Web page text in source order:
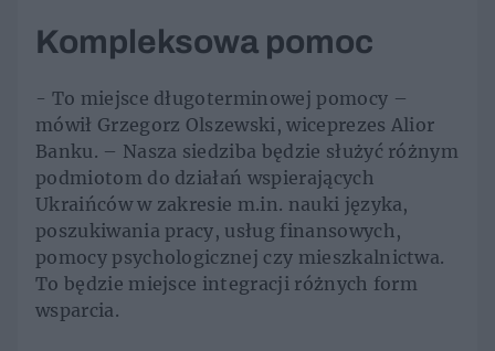
Kompleksowa pomoc
- To miejsce długoterminowej pomocy –
mówił Grzegorz Olszewski, wiceprezes Alior
Banku. – Nasza siedziba będzie służyć różnym
podmiotom do działań wspierających
Ukraińców w zakresie m.in. nauki języka,
poszukiwania pracy, usług finansowych,
pomocy psychologicznej czy mieszkalnictwa.
To będzie miejsce integracji różnych form
wsparcia.